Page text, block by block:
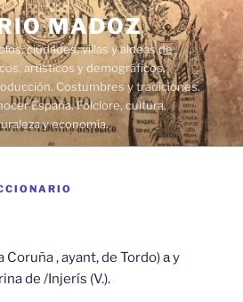
MADOZ
ciudades, villas y aldeas de
artísticos y demográficos.
Costumbres y tradiciones.
España. Folclore, cultura,
y economía.
Coruña , ayant, de Tordo) а y
de /Injerís (V.).